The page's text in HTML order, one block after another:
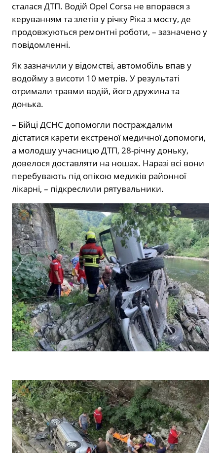
сталася ДТП. Водій Opel Corsa не впорався з
керуванням та злетів у річку Ріка з мосту, де
продовжуються ремонтні роботи, – зазначено у
повідомленні.
Як зазначили у відомстві, автомобіль впав у
водойму з висоти 10 метрів. У результаті
отримали травми водій, його дружина та
донька.
– Бійці ДСНС допомогли постраждалим
дістатися карети екстреної медичної допомоги,
а молодшу учасницю ДТП, 28-річну доньку,
довелося доставляти на ношах. Наразі всі вони
перебувають під опікою медиків районної
лікарні, – підкреслили рятувальники.